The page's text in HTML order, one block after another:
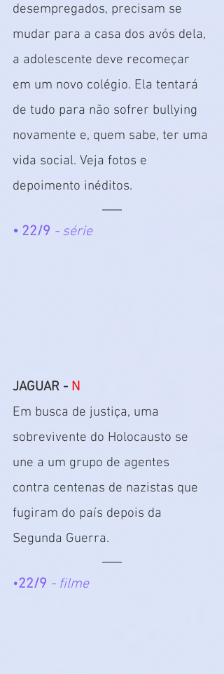
desempregados, precisam se
mudar para a casa dos avós dela,
a adolescente deve recomeçar
em um novo colégio. Ela tentará
de tudo para não sofrer bullying
novamente e, quem sabe, ter uma
vida social. Veja fotos e
depoimento inéditos.
• 22/9 - série
JAGUAR - N
Em busca de justiça, uma
sobrevivente do Holocausto se
une a um grupo de agentes
contra centenas de nazistas que
fugiram do país depois da
Segunda Guerra.
•22/9 - filme